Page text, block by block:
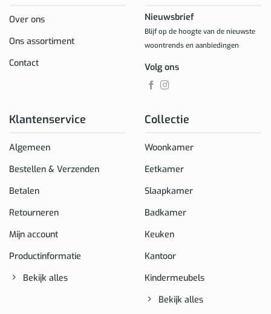
Over ons
Ons assortiment
Contact
Klantenservice
Algemeen
Bestellen & Verzenden
Betalen
Retourneren
Mijn account
Productinformatie
Bekijk alles
Collectie
Woonkamer
Eetkamer
Slaapkamer
Badkamer
Keuken
Kantoor
Kindermeubels
Bekijk alles
Nieuwsbrief
Blijf op de hoogte van de nieuwste
woontrends en aanbiedingen
Volg ons